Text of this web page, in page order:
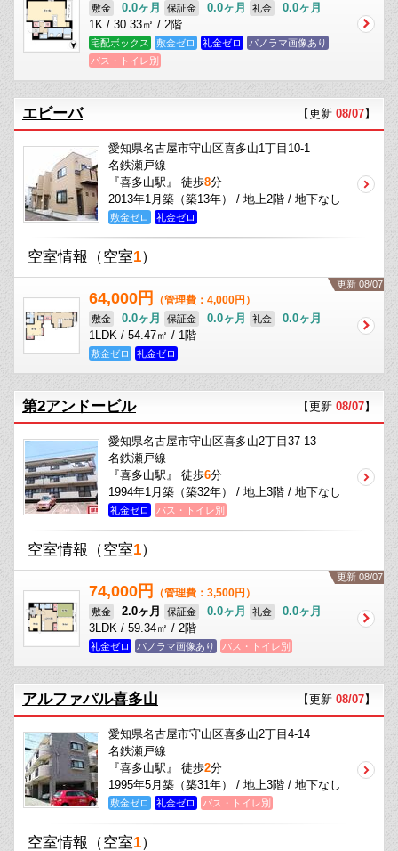
敷金 0.0ヶ月 保証金 0.0ヶ月 礼金
0.0ヶ月
1K / 30.33㎡ / 2階
宅配ボックス 敷金ゼロ 礼金ゼロ
パノラマ画像あり
バス・トイレ別
エビーバ 【更新 08/07】
愛知県名古屋市守山区喜多山1丁目10-1
名鉄瀬戸線
『喜多山駅』 徒歩8分
2013年1月築（築13年） / 地上2階 / 地下なし
敷金ゼロ 礼金ゼロ
空室情報 （空室1）
更新 08/07
64,000円 （管理費：4,000円）
敷金 0.0ヶ月 保証金 0.0ヶ月 礼金
0.0ヶ月
1LDK / 54.47㎡ / 1階
敷金ゼロ 礼金ゼロ
第2アンドービル 【更新 08/07】
愛知県名古屋市守山区喜多山2丁目37-13
名鉄瀬戸線
『喜多山駅』 徒歩6分
1994年1月築（築32年） / 地上3階 / 地下なし
礼金ゼロ バス・トイレ別
空室情報 （空室1）
更新 08/07
74,000円 （管理費：3,500円）
敷金 2.0ヶ月 保証金 0.0ヶ月 礼金
0.0ヶ月
3LDK / 59.34㎡ / 2階
礼金ゼロ パノラマ画像あり バス・トイレ別
アルファパル喜多山 【更新 08/07】
愛知県名古屋市守山区喜多山2丁目4-14
名鉄瀬戸線
『喜多山駅』 徒歩2分
1995年5月築（築31年） / 地上3階 / 地下なし
敷金ゼロ 礼金ゼロ バス・トイレ別
空室情報 （空室1）